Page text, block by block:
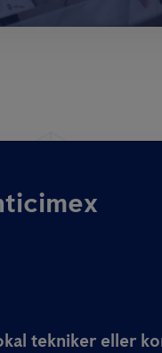
tekniker eller